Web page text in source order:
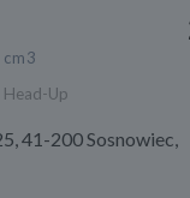
Up
41-200 Sosnowiec,